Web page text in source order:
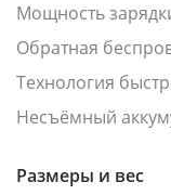
Мощность
Обратная
Технология
Несъёмный
Размеры и вес